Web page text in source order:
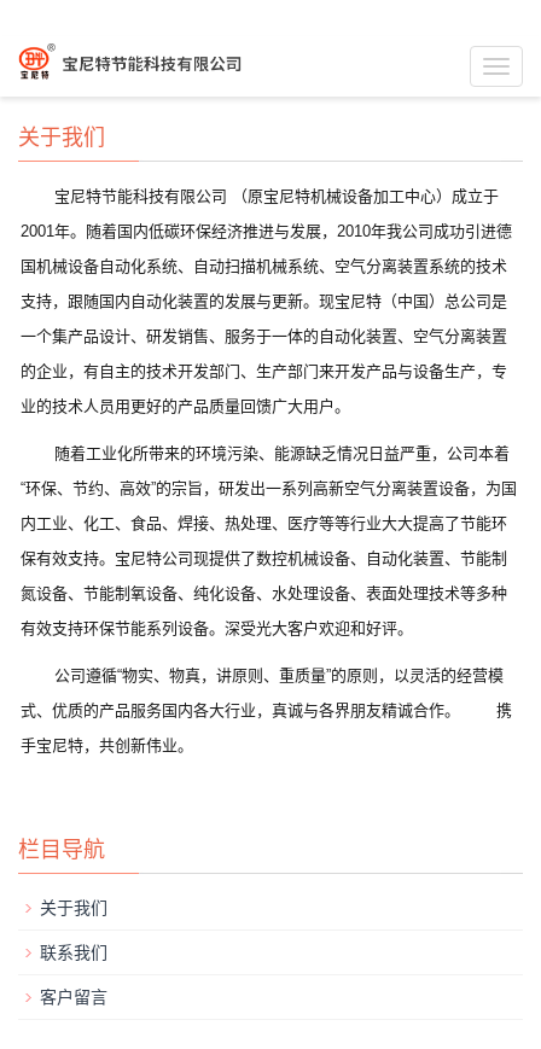
关于我们
宝尼特节能科技有限公司 （原宝尼特机械设备加工中心）成立于
2001年。随着国内低碳环保经济推进与发展，2010年我公司成功引进德
国机械设备自动化系统、自动扫描机械系统、空气分离装置系统的技术
支持，跟随国内自动化装置的发展与更新。现宝尼特（中国）总公司是
一个集产品设计、研发销售、服务于一体的自动化装置、空气分离装置
的企业，有自主的技术开发部门、生产部门来开发产品与设备生产，专
业的技术人员用更好的产品质量回馈广大用户。
随着工业化所带来的环境污染、能源缺乏情况日益严重，公司本着
“环保、节约、高效”的宗旨，研发出一系列高新空气分离装置设备，为国
内工业、化工、食品、焊接、热处理、医疗等等行业大大提高了节能环
保有效支持。宝尼特公司现提供了数控机械设备、自动化装置、节能制
氮设备、节能制氧设备、纯化设备、水处理设备、表面处理技术等多种
有效支持环保节能系列设备。深受光大客户欢迎和好评。
公司遵循“物实、物真，讲原则、重质量”的原则，以灵活的经营模
式、优质的产品服务国内各大行业，真诚与各界朋友精诚合作。 携
手宝尼特，共创新伟业。
栏目导航
关于我们
联系我们
客户留言